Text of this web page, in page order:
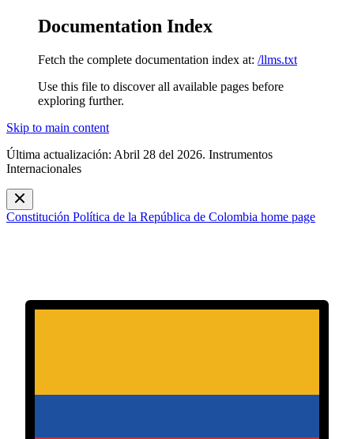
Documentation Index
Fetch the complete documentation index at: /llms.txt
Use this file to discover all available pages before
exploring further.
Skip to main content
Última actualización: Abril 28 del 2026. Instrumentos
Internacionales
Constitución Política de la República de Colombia home page